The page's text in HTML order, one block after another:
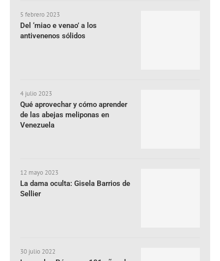
5 febrero 2023
Del ‘miao e venao’ a los
antivenenos sólidos
4 julio 2023
Qué aprovechar y cómo aprender
de las abejas meliponas en
Venezuela
12 mayo 2023
La dama oculta: Gisela Barrios de
Sellier
30 julio 2022